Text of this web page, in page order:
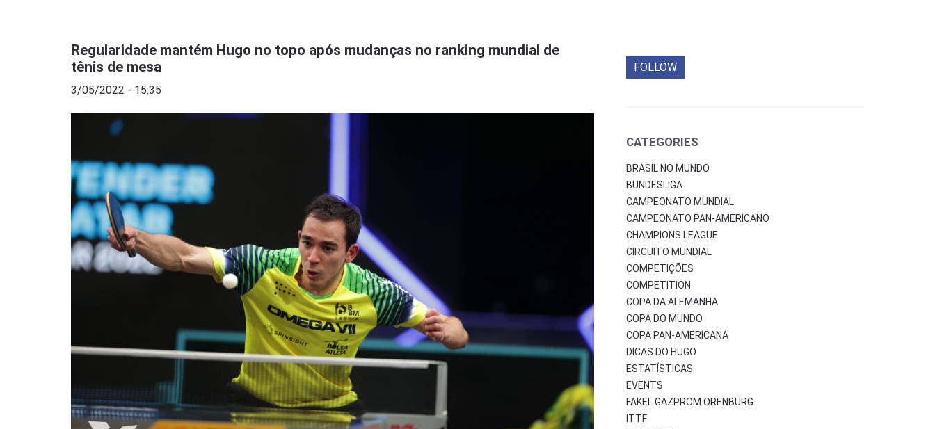
Regularidade mantém Hugo no topo após mudanças no ranking mundial de
tênis de mesa
3/05/2022 - 15:35
FOLLOW
CATEGORIES
BRASIL NO MUNDO
BUNDESLIGA
CAMPEONATO MUNDIAL
CAMPEONATO PAN-AMERICANO
CHAMPIONS LEAGUE
CIRCUITO MUNDIAL
COMPETIÇÕES
COMPETITION
COPA DA ALEMANHA
COPA DO MUNDO
COPA PAN-AMERICANA
DICAS DO HUGO
ESTATÍSTICAS
EVENTS
FAKEL GAZPROM ORENBURG
ITTF